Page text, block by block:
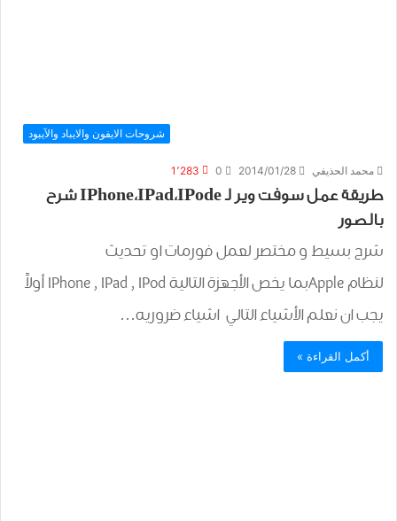
شروحات الايفون والايباد والآيبود
محمد الحذيفي 2014/01/28
0 1٬283
طريقة عمل سوفت وير لـ IPhone،IPad،IPode شرح
بالصور
شرح بسيط و مختصر لعمل فورمات او تحديث
لنظام Appleبما يخص الأجهزة التالية IPhone , IPad , IPod أولاً
يجب ان نعلم الأشياء التالي اشياء ضروريه…
أكمل القراءة »